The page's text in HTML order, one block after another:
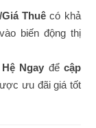
Thuê có khả
biến động thị
Hệ Ngay đểcập
ưu đãi giá tốt